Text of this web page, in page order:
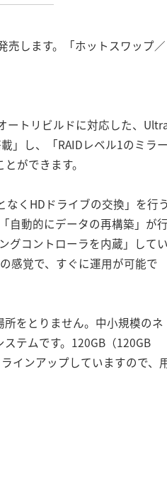
売します。「ホットスワップ／
ートリビルドに対応した、
」し、「RAIDレベル1のミラー
ができます。
なくHDドライブの交換」を行
自動的にデータの再構築」が
グコントローラを内蔵」してい
感覚で、すぐに運用が可能で
をとりません。中小規模のネ
テムです。120GB（120GB
インアップしていますので、